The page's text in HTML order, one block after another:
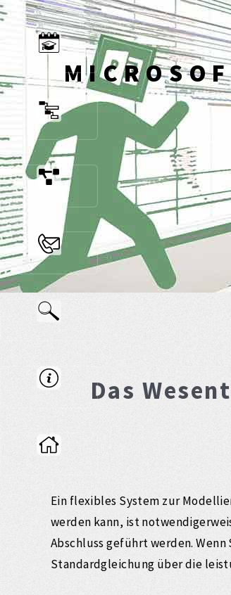
Das
Ein flexibles System zur
werden kann, ist
Abschluss geführt werden.
Standardgleichung über die